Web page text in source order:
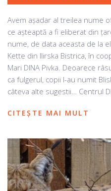
Avem așadar al treilea nume
ce așteaptă a fi eliberat din
nume, de data aceasta de la
Kette din Ilirska Bistrica, în
Mari DINA Pivka. Deoarece
ca fulgerul, copii l-au numit
câteva alte sugestii… Centrul
CITEȘTE MAI MULT